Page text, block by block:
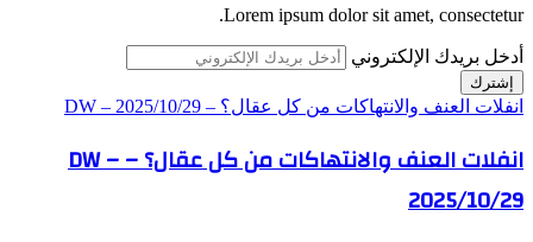
Lorem ipsum dolor sit amet, consectetur.
أدخل بريدك الإلكتروني
انفلات العنف والانتهاكات من كل عقال؟ – DW – 2025/10/29
انفلات العنف والانتهاكات من كل عقال؟ – DW –
2025/10/29